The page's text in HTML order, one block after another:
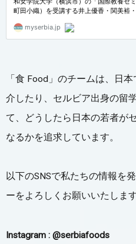
「食 Food」のチームは、日
介したり、セルビア出身の留
て、どうしたら日本の若者が
なるかを追求しています。
以下のSNSで私たちの情報を
ーをよろしくお願いいたします
Instagram : @serbiafoods